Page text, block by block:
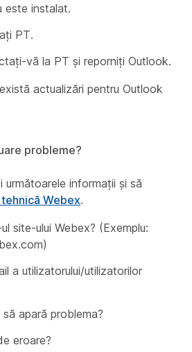
este instalat.
PT.
vă la PT și reporniți Outlook.
actualizări pentru Outlook
probleme?
următoarele informații și să
Webex.
site-ului Webex? (Exemplu:
a utilizatorului/utilizatorilor
apară problema?
eroare?